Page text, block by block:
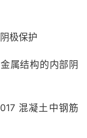
极保护
属结构的内部阴
混凝土中钢筋